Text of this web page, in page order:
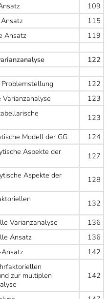
109
115
Ansatz 119
122
122
123
123
Modell der GG
124
Aspekte der
127
Aspekte der
128
132
Varianzanalyse
136
Ansatz
136
142
zur multiplen
142